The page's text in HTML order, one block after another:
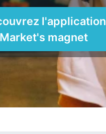
l'application
Market's magnet